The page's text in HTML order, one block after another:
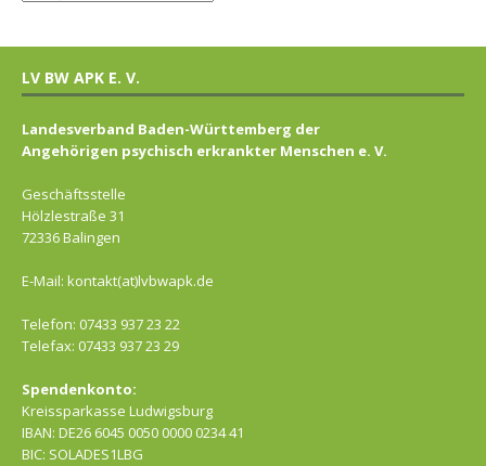
LV BW APK E. V.
Landesverband Baden-Württemberg der
Angehörigen psychisch erkrankter Menschen e. V.
Geschäftsstelle
Hölzlestraße 31
72336 Balingen
E-Mail: kontakt(at)lvbwapk.de
Telefon: 07433 937 23 22
Telefax: 07433 937 23 29
Spendenkonto:
Kreissparkasse Ludwigsburg
IBAN: DE26 6045 0050 0000 0234 41
BIC: SOLADES1LBG